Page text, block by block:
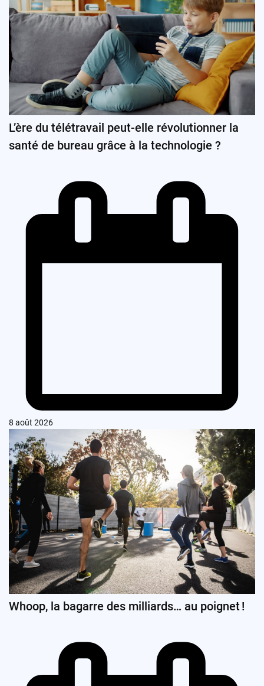
L’ère du télétravail peut-elle révolutionner la
santé de bureau grâce à la technologie ?
8 août 2026
Whoop, la bagarre des milliards… au poignet !